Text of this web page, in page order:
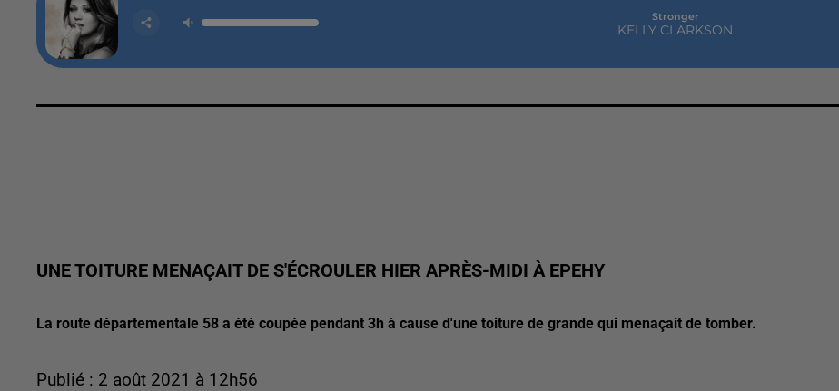
Stronger
KELLY CLARKSON
UNE TOITURE MENAÇAIT DE S'ÉCROULER HIER APRÈS-MIDI À EPEHY
La route départementale 58 a été coupée pendant 3h à cause d'une toiture de grande qui menaçait de tomber.
Publié : 2 août 2021 à 12h56